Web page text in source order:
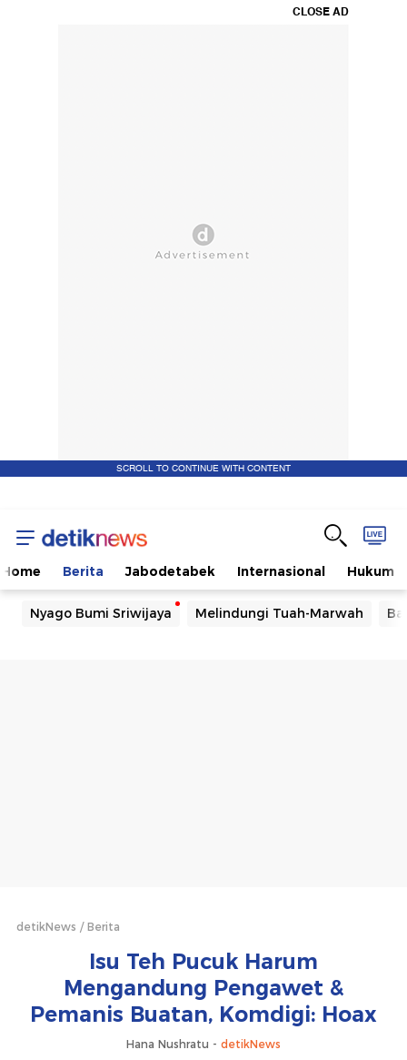
CLOSE AD
SCROLL TO CONTINUE WITH CONTENT
Home Berita Jabodetabek Internasional Hukum
Nyago Bumi Sriwijaya Melindungi Tuah-Marwah
detikNews Berita
Isu Teh Pucuk Harum
Mengandung Pengawet &
Pemanis Buatan, Komdigi: Hoax
Hana Nushratu - detikNews